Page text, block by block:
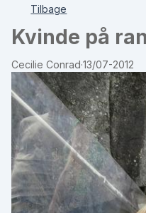
Tilbage
Kvinde på
Cecilie Conrad·13/07-2012